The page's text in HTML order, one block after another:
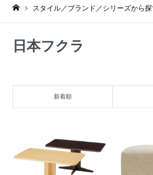
スタイル／ブランド／シリーズから探
日本フクラ
新着順